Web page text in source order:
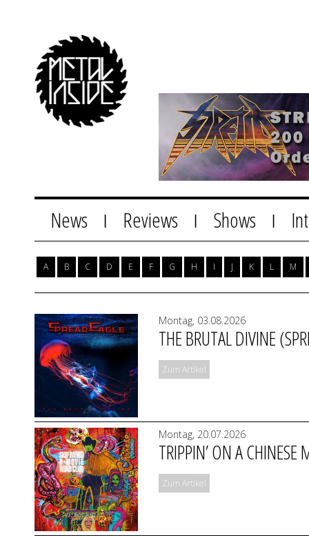
News Reviews Shows
A B C D E F G H I J K L M
Montag, 03.08.2026
THE BRUTAL DIVINE
Zum Artikel
Montag, 20.07.2026
TRIPPIN’ ON A
Zum Artikel